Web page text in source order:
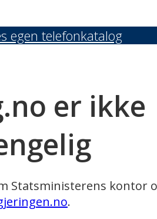
egen telefonkatalog
er ikke
Statsministerens kontor
.